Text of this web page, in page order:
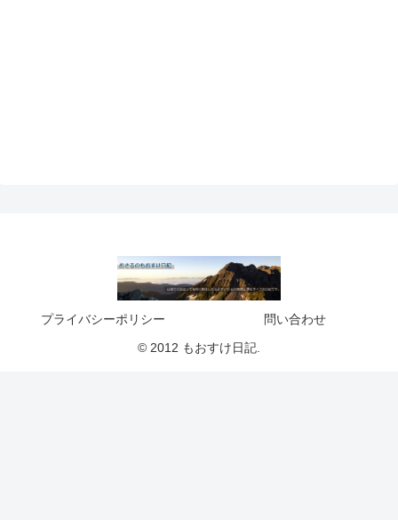
プライバシーポリシー
問い合わせ
© 2012 もおすけ日記.